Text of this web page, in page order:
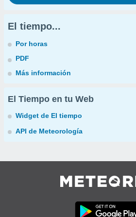
El tiempo...
Por horas
PDF
Más información
El Tiempo en tu Web
Widget de El tiempo
API de Meteorología